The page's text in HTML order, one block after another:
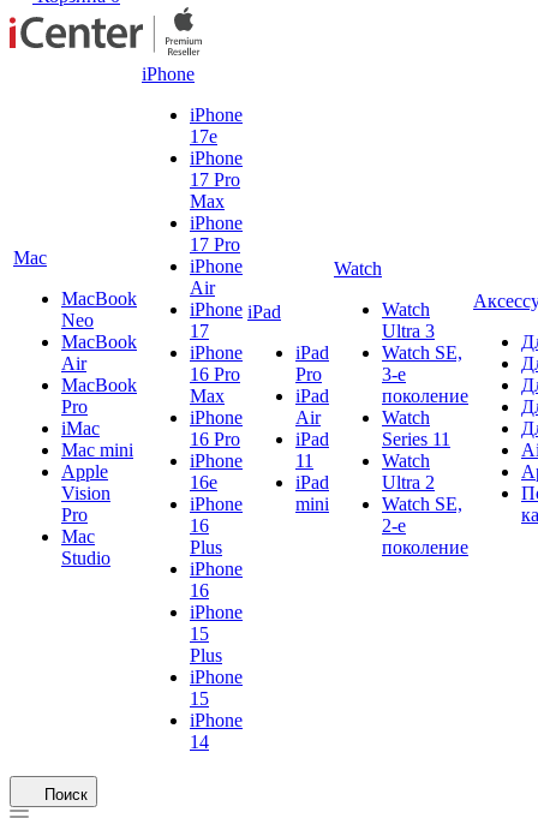
Mac
MacBook
Neo
MacBook
Air
MacBook
Pro
iMac
Mac mini
Apple
Vision
Pro
Mac
Studio
iPhone
iPhone
17e
iPhone
17 Pro
Max
iPhone
17 Pro
iPhone
Air
iPhone
17
iPhone
16 Pro
Max
iPhone
16 Pro
iPhone
16e
iPhone
16
Plus
iPhone
16
iPhone
15
Plus
iPhone
15
iPhone
14
iPad
iPad
Pro
iPad
Air
iPad
11
iPad
mini
Watch
Watch
Ultra 3
Watch SE,
3-е
поколение
Watch
Series 11
Watch
Ultra 2
Watch SE,
2-е
поколение
Поиск